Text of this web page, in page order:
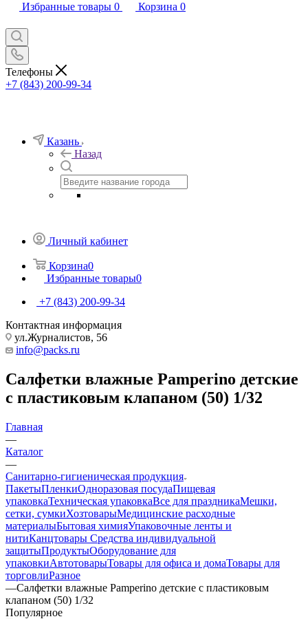
Избранные товары 0 Корзина 0
Телефоны
+7 (843) 200-99-34
Казань
Назад
Личный кабинет
Корзина0
Избранные товары0
+7 (843) 200-99-34
Контактная информация
ул.Журналистов, 56
info@packs.ru
Салфетки влажные Pamperino детские
с пластиковым клапаном (50) 1/32
Главная
—
Каталог
—
Санитарно-гигиеническая продукция
ПакетыПленкиОдноразовая посудаПищевая
упаковкаТехническая упаковкаВсе для праздникаМешки,
сетки, сумкиХозтоварыМедицинские расходные
материалыБытовая химияУпаковочные ленты и
нитиКанцтовары Средства индивидуальной
защитыПродуктыОборудование для
упаковкиАвтотоварыТовары для офиса и домаТовары для
торговлиРазное
—Салфетки влажные Pamperino детские с пластиковым
клапаном (50) 1/32
Популярное